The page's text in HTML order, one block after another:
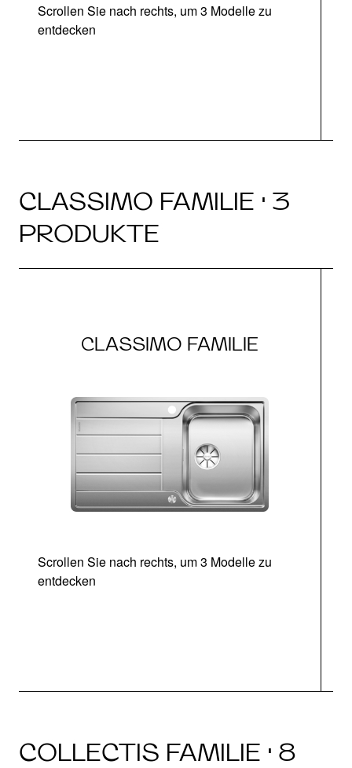
Scrollen Sie nach rechts, um 3 Modelle zu
entdecken
CLASSIMO FAMILIE · 3
PRODUKTE
CLASSIMO FAMILIE
Scrollen Sie nach rechts, um 3 Modelle zu
entdecken
COLLECTIS FAMILIE · 8